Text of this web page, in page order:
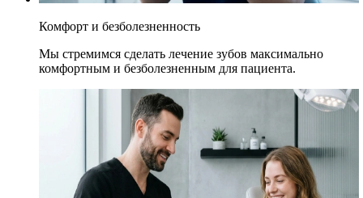
Комфорт и безболезненность
Мы стремимся сделать лечение зубов максимально
комфортным и безболезненным для пациента.